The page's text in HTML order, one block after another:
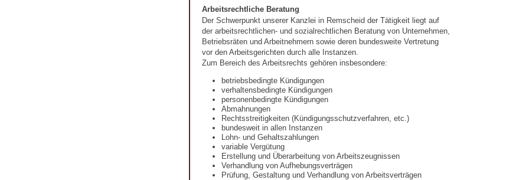
Arbeitsrechtliche Beratung
Der Schwerpunkt unserer Kanzlei in Remscheid der Tätigkeit liegt auf
der arbeitsrechtlichen- und sozialrechtlichen Beratung von Unternehmen,
Betriebsräten und Arbeitnehmern sowie deren bundesweite Vertretung
vor den Arbeitsgerichten durch alle Instanzen.
Zum Bereich des Arbeitsrechts gehören insbesondere:
betriebsbedingte Kündigungen
verhaltensbedingte Kündigungen
personenbedingte Kündigungen
Abmahnungen
Rechtsstreitigkeiten (Kündigungsschutzverfahren, etc.)
bundesweit in allen Instanzen
Lohn- und Gehaltszahlungen
variable Vergütung
Erstellung und Überarbeitung von Arbeitszeugnissen
Verhandlung von Aufhebungsverträgen
Prüfung, Gestaltung und Verhandlung von Arbeitsverträgen